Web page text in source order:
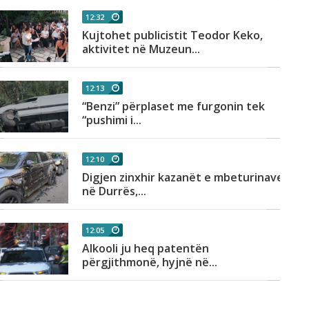
12:32
Kujtohet publicistit Teodor Keko,
aktivitet në Muzeun...
12:13
“Benzi” përplaset me furgonin tek
“pushimi i...
12:10
Digjen zinxhir kazanët e mbeturinave
në Durrës,...
12:05
Alkooli ju heq patentën
përgjithmonë, hyjnë në...